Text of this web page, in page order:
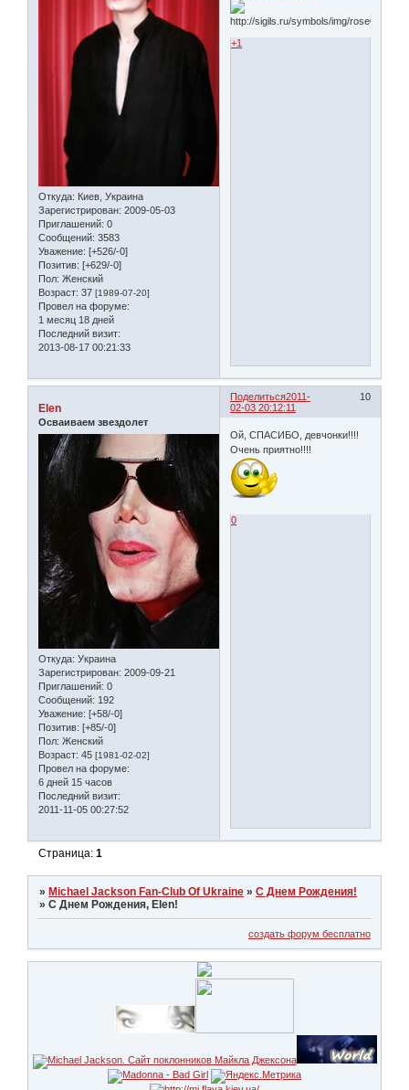
Откуда: Киев, Украина
Зарегистрирован: 2009-05-03
Приглашений: 0
Сообщений: 3583
Уважение: [+526/-0]
Позитив: [+629/-0]
Пол: Женский
Возраст: 37 [1989-07-20]
Провел на форуме:
1 месяц 18 дней
Последний визит:
2013-08-17 00:21:33
+1
Поделиться 10
2011-
02-03 20:12:11
Elen
Осваиваем звездолет
Откуда: Украина
Зарегистрирован: 2009-09-21
Приглашений: 0
Сообщений: 192
Уважение: [+58/-0]
Позитив: [+85/-0]
Пол: Женский
Возраст: 45 [1981-02-02]
Провел на форуме:
6 дней 15 часов
Последний визит:
2011-11-05 00:27:52
Ой, СПАСИБО, девчонки!!!!
Очень приятно!!!!
0
Страница:1
» Michael Jackson Fan-Club Of Ukraine »С Днем Рождения!
»С Днем Рождения, Elen!
создать форум бесплатно